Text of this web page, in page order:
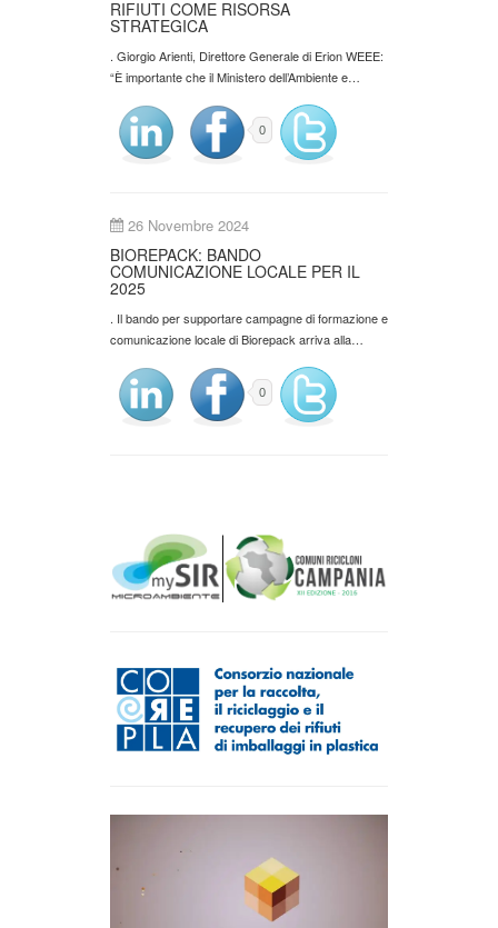
RIFIUTI COME RISORSA
STRATEGICA
. Giorgio Arienti, Direttore Generale di Erion WEEE:
“È importante che il Ministero dell’Ambiente e…
0
26 Novembre 2024
BIOREPACK: BANDO
COMUNICAZIONE LOCALE PER IL
2025
. Il bando per supportare campagne di formazione e
comunicazione locale di Biorepack arriva alla…
0